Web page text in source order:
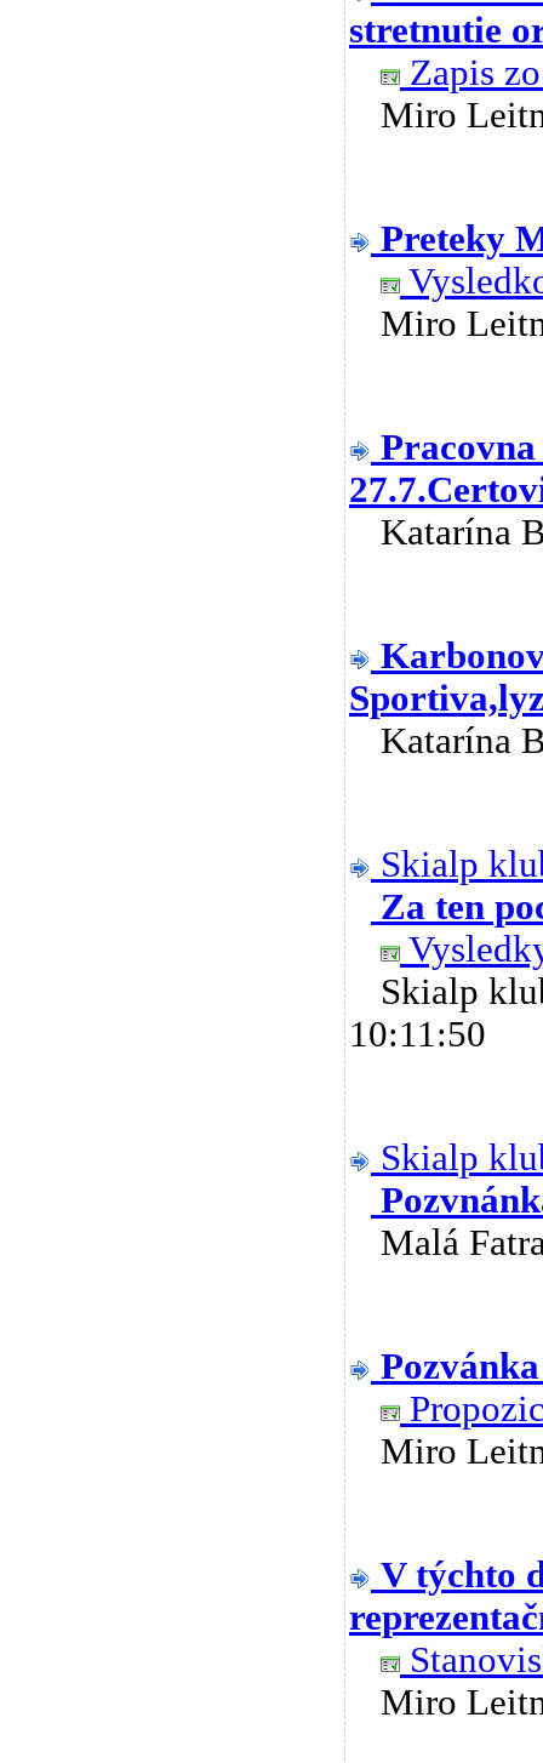
stretnutie
Zapis
Miro
Preteky
Miro
Pracovna
Katarína
Katarína
Skialp
Za ten
Skialp
10:11:50
Skialp
Malá
Miro
V týchto
Miro